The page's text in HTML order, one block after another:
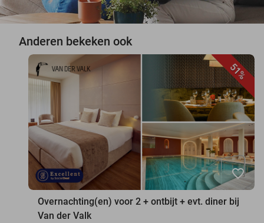
Anderen bekeken ook
51%
favorite_border
Overnachting(en) voor 2 + ontbijt + evt. diner bij
Van der Valk